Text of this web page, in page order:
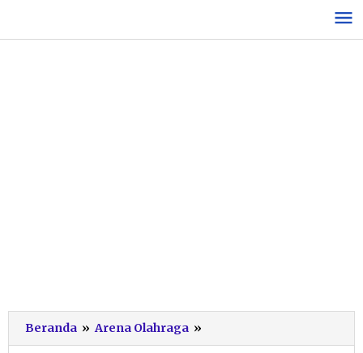
konten
Beranda » Arena Olahraga »
Kejurprov